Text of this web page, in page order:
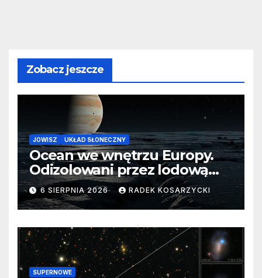
Zobacz jeszcze
JOWISZ UKŁAD SŁONECZNY
Ocean we wnętrzu Europy.
Odizolowani przez lodową
barierę
6 SIERPNIA 2026 RADEK KOSARZYCKI
SUPERNOWE